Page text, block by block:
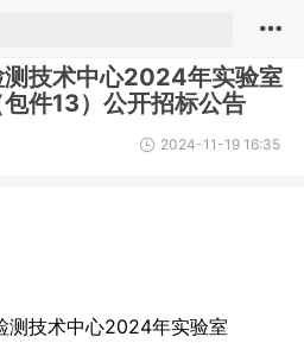
技术中心2024年实验室
件13）公开招标公告
2024-11-19 16:35
测技术中心2024年实验室